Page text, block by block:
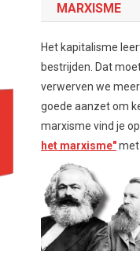
MARXISME
Het kapitalisme
bestrijden. Dat
verwerven we
goede aanzet om
marxisme vind je
het marxisme"met